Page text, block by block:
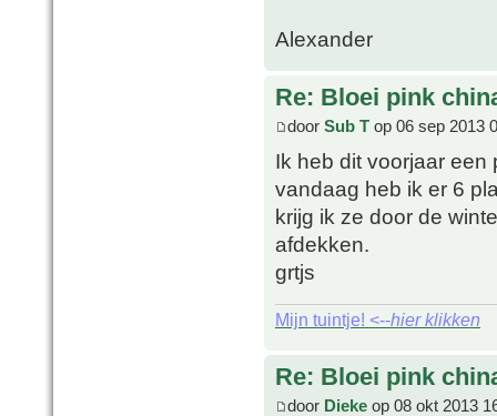
Alexander
Re: Bloei pink
door Sub T op 06 sep 2013
Ik heb dit voorjaar een
vandaag heb ik er 6
krijg ik ze door de
afdekken.
grtjs
Mijn tuintje! <--hier klikken
Re: Bloei pink
door Dieke op 08 okt 2013